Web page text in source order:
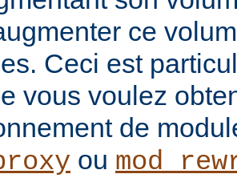
ce
Ceci est
vous voulez
de
ou